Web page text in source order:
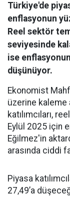
Türkiye'de
enflasyonun
Reel sektör
seviyesinde
ise
düşünüyor.
Ekonomist
üzerine kaleme
katılımcıları,
Eylül 2025 için
Eğilmez'in
arasında ciddi
Piyasa
27,49’a